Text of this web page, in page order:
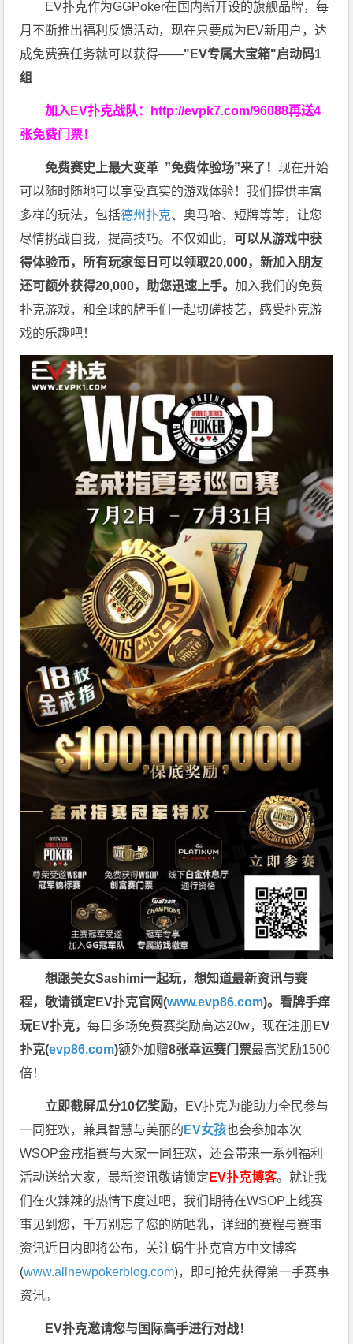
EV扑克作为GGPoker在国内新开设的旗舰品牌，每
月不断推出福利反馈活动，现在只要成为EV新用户，达
成免费赛任务就可以获得——"EV专属大宝箱"启动码1
组
加入EV扑克战队： http://evpk7.com/96088再送4
张免费门票！
免费赛史上最大变革 ”免费体验场”来了！现在开始
可以随时随地可以享受真实的游戏体验！我们提供丰富
多样的玩法，包括德州扑克、奥马哈、短牌等等，让您
尽情挑战自我，提高技巧。不仅如此， 可以从游戏中获
得体验币，所有玩家每日可以领取20,000，新加入朋友
还可额外获得20,000，助您迅速上手。加入我们的免费
扑克游戏，和全球的牌手们一起切磋技艺，感受扑克游
戏的乐趣吧！
想跟美女Sashimi一起玩，想知道最新资讯与赛
程，敬请锁定EV扑克官网(www.evp86.com)。看牌手痒
玩EV扑克，每日多场免费赛奖励高达20w，现在注册EV
扑克(evp86.com)额外加赠8张幸运赛门票最高奖励1500
倍！
立即截屏瓜分10亿奖励， EV扑克为能助力全民参与
一同狂欢，兼具智慧与美丽的 EV女孩也会参加本次
WSOP金戒指赛与大家一同狂欢，还会带来一系列福利
活动送给大家，最新资讯敬请锁定 EV扑克博客。就让我
们在火辣辣的热情下度过吧，我们期待在WSOP上线赛
事见到您，千万别忘了您的防晒乳，详细的赛程与赛事
资讯近日内即将公布，关注蜗牛扑克官方中文博客
(www.allnewpokerblog.com)，即可抢先获得第一手赛事
资讯。
EV扑克邀请您与国际高手进行对战！